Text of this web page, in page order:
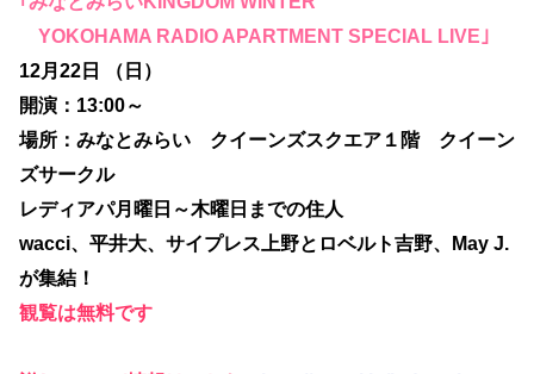
YOKOHAMA RADIO APARTMENT SPECIAL LIVE ｣
12月 22 日
（日）
開演： 13:00～
場所：みなとみらい クイーンズスクエア１階 クイーン
ズサークル
レディアパ月曜日～木曜日までの住人
wacci、平井大、サイプレス上野とロベルト吉野、
May J.
が集結！
観覧は無料です